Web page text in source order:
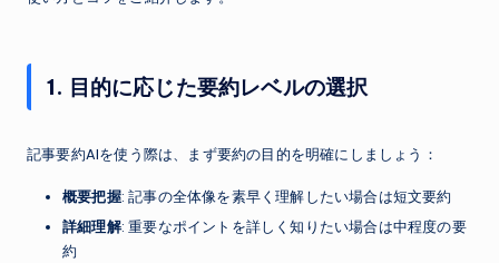
1. 目的に応じた要約レベルの選択
記事要約AIを使う際は、まず要約の目的を明確にしましょう：
概要把握: 記事の全体像を素早く理解したい場合は短文要約
詳細理解: 重要なポイントを詳しく知りたい場合は中程度の要
約